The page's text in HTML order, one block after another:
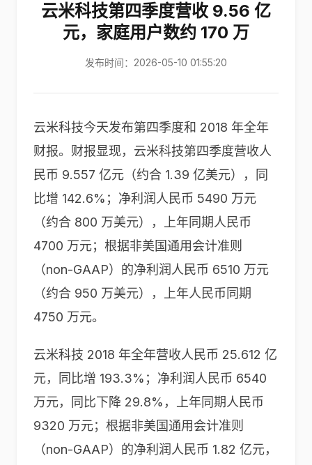
云米科技第四季度营收 9.56 亿
元，家庭用户数约 170 万
发布时间：2026-05-10 01:55:20
云米科技今天发布第四季度和 2018 年全年
财报。财报显现，云米科技第四季度营收人
民币 9.557 亿元（约合 1.39 亿美元），同
比增 142.6%；净利润人民币 5490 万元
（约合 800 万美元），上年同期人民币
4700 万元；根据非美国通用会计准则
（non-GAAP）的净利润人民币 6510 万元
（约合 950 万美元），上年人民币同期
4750 万元。
云米科技 2018 年全年营收人民币 25.612 亿
元，同比增 193.3%；净利润人民币 6540
万元，同比下降 29.8%，上年同期人民币
9320 万元；根据非美国通用会计准则
（non-GAAP）的净利润人民币 1.82 亿元，